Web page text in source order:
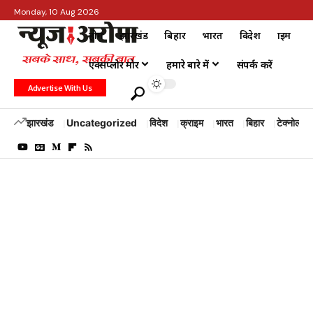
Monday, 10 Aug 2026
होम झारखंड बिहार भारत विदेश क्राइम
एक्सप्लोर मोर हमारे बारे में संपर्क करें
Advertise With Us
झारखंड Uncategorized विदेश क्राइम भारत बिहार टेक्नोलॉजी